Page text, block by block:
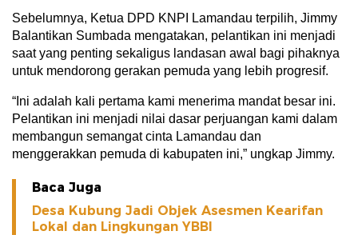
Sebelumnya, Ketua DPD KNPI Lamandau terpilih, Jimmy
Balantikan Sumbada mengatakan, pelantikan ini menjadi
saat yang penting sekaligus landasan awal bagi pihaknya
untuk mendorong gerakan pemuda yang lebih progresif.
“Ini adalah kali pertama kami menerima mandat besar ini.
Pelantikan ini menjadi nilai dasar perjuangan kami dalam
membangun semangat cinta Lamandau dan
menggerakkan pemuda di kabupaten ini,” ungkap Jimmy.
Baca Juga
Desa Kubung Jadi Objek Asesmen Kearifan
Lokal dan Lingkungan YBBI